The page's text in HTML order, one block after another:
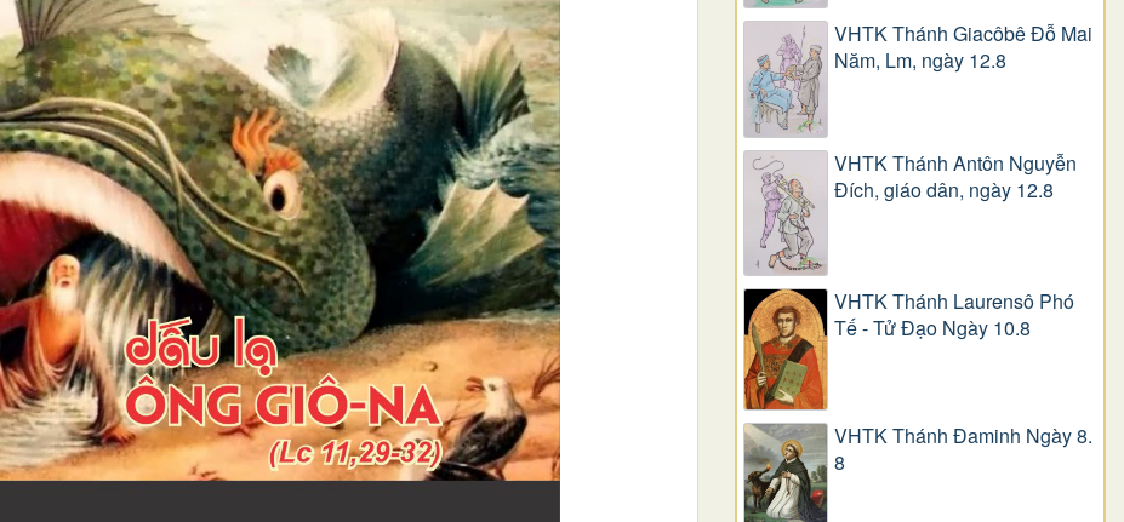
VHTK Thánh Giacôbê Ðỗ Mai
Năm, Lm, ngày 12.8
VHTK Thánh Antôn Nguyễn
Ðích, giáo dân, ngày 12.8
VHTK Thánh Laurensô Phó
Tế - Tử Đạo Ngày 10.8
VHTK Thánh Đaminh Ngày 8.
8